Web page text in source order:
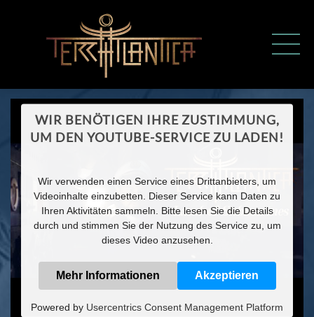
MEDIA
WIR BENÖTIGEN IHRE ZUSTIMMUNG,
UM DEN YOUTUBE-SERVICE ZU LADEN!
Wir verwenden einen Service eines Drittanbieters, um
Videoinhalte einzubetten. Dieser Service kann Daten zu
Ihren Aktivitäten sammeln. Bitte lesen Sie die Details
durch und stimmen Sie der Nutzung des Service zu, um
dieses Video anzusehen.
Mehr Informationen Akzeptieren
Powered by Usercentrics Consent Management Platform